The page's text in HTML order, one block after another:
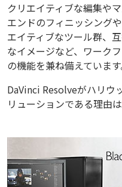
クリエイティブな編集や
エンドのフィニッシング
エイティブなツール群、
なイメージなど、ワーク
の機能を兼ね備えています
DaVinci Resolveがハリウ
リューションである理由